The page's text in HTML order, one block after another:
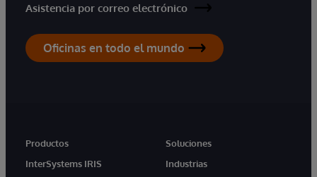
Asistencia por correo electrónico
Oficinas en todo el mundo
Productos
InterSystems IRIS
Soluciones
Industrias